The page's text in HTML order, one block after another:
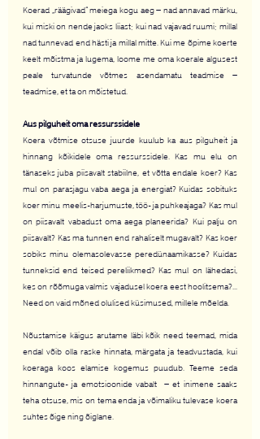
Koerad „räägivad“ meiega kogu aeg – nad annavad märku,
kui miski on nende jaoks liiast; kui nad vajavad ruumi; millal
nad tunnevad end hästi ja millal mitte. Kui me õpime koerte
keelt mõistma ja lugema, loome me oma koerale algusest
peale turvatunde võtmes asendamatu teadmise –
teadmise, et ta on mõistetud.
Aus pilguheit oma ressurssidele
Koera võtmise otsuse juurde kuulub ka aus pilguheit ja
hinnang kõikidele oma ressurssidele. Kas mu elu on
tänaseks juba piisavalt stabiilne, et võtta endale koer? Kas
mul on parasjagu vaba aega ja energiat? Kuidas sobituks
koer minu meelis-harjumuste, töö- ja puhkeajaga? Kas mul
on piisavalt vabadust oma aega planeerida? Kui palju on
piisavalt? Kas ma tunnen end rahaliselt mugavalt? Kas koer
sobiks minu olemasolevasse peredünaamikasse? Kuidas
tunneksid end teised pereliikmed? Kas mul on lähedasi,
kes on rõõmuga valmis vajadusel koera eest hoolitsema?...
Need on vaid mõned olulised küsimused, millele mõelda.
Nõustamise käigus arutame läbi kõik need teemad, mida
endal võib olla raske hinnata, märgata ja teadvustada, kui
koeraga koos elamise kogemus puudub. Teeme seda
hinnangute- ja emotsioonide vabalt  – et inimene saaks
teha otsuse, mis on tema enda ja võimaliku tulevase koera
suhtes õige ning õiglane.